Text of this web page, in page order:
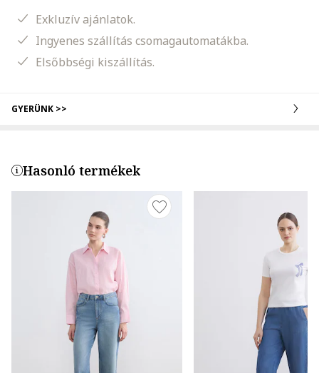
Exkluzív ajánlatok.
Ingyenes szállítás csomagautomatákba.
Elsőbbségi kiszállítás.
GYERÜNK >>
Hasonló termékek